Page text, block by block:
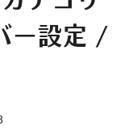
ー設定 /